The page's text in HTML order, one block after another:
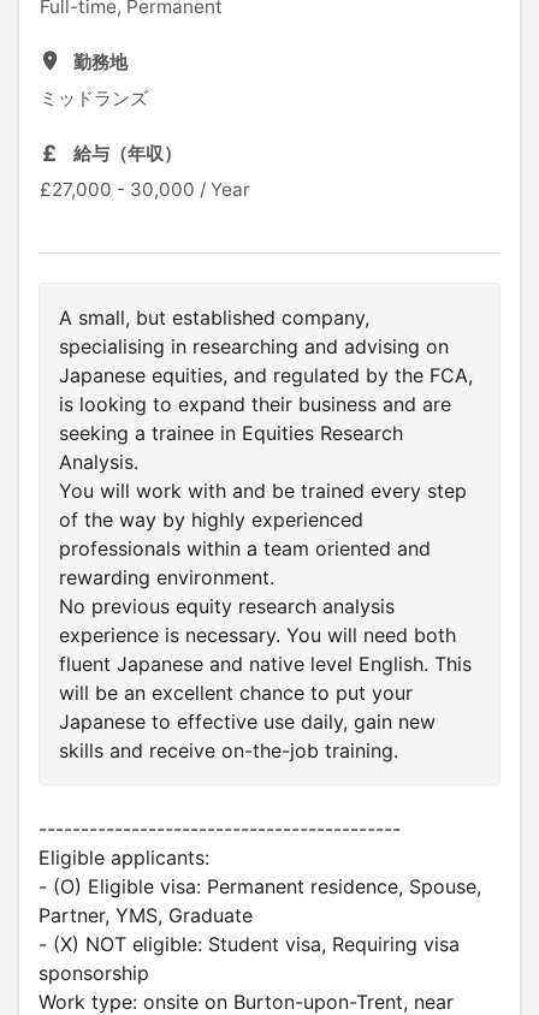
Full-time, Permanent
勤務地
ミッドランズ
給与（年収）
£27,000 - 30,000 / Year
A small, but established company,
specialising in researching and advising on
Japanese equities, and regulated by the FCA,
is looking to expand their business and are
seeking a trainee in Equities Research
Analysis.
You will work with and be trained every step
of the way by highly experienced
professionals within a team oriented and
rewarding environment.
No previous equity research analysis
experience is necessary. You will need both
fluent Japanese and native level English. This
will be an excellent chance to put your
Japanese to effective use daily, gain new
skills and receive on-the-job training.
-------------------------------------------
Eligible applicants:
- (O) Eligible visa: Permanent residence, Spouse,
Partner, YMS, Graduate
- (X) NOT eligible: Student visa, Requiring visa
sponsorship
Work type: onsite on Burton-upon-Trent, near